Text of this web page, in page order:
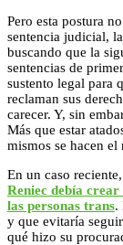
Pero esta postura
sentencia judicial,
buscando que la
sentencias de
sustento legal para
reclaman sus
carecer. Y, sin
Más que estar
mismos se hacen el
En un caso
Reniec debía
las personas trans.
y que evitaría
qué hizo su